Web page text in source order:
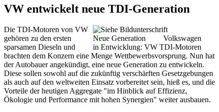
VW entwickelt neue TDI-Generation
Neue Generation
Volkswagen
in Entwicklung: VW TDI-Motoren
Die TDI-Motoren von VW
gehören zu den ersten
sparsamen Dieseln und
brachten dem Konzern eine Menge Wettbewerbsvorsprung. Nun hat
der Autobauer angekündigt, eine neue Generation zu entwickeln.
Diese sollen sowohl auf die zukünftig verschärften Gesetzgebungen
als auch auf den weltweiten Einsatz vorbereitet sein, hieß es, und die
Vorteile der heutigen Aggregate "im Hinblick auf Effizienz,
Ökologie und Performance mit hohen Synergien" weiter ausbauen.